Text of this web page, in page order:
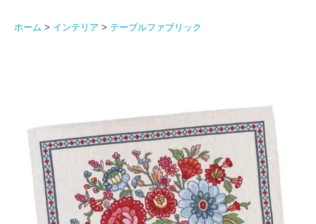
ホーム > インテリア > テーブルファブリック